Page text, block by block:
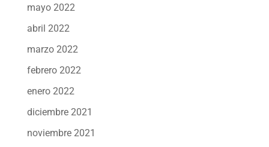
mayo 2022
abril 2022
marzo 2022
febrero 2022
enero 2022
diciembre 2021
noviembre 2021